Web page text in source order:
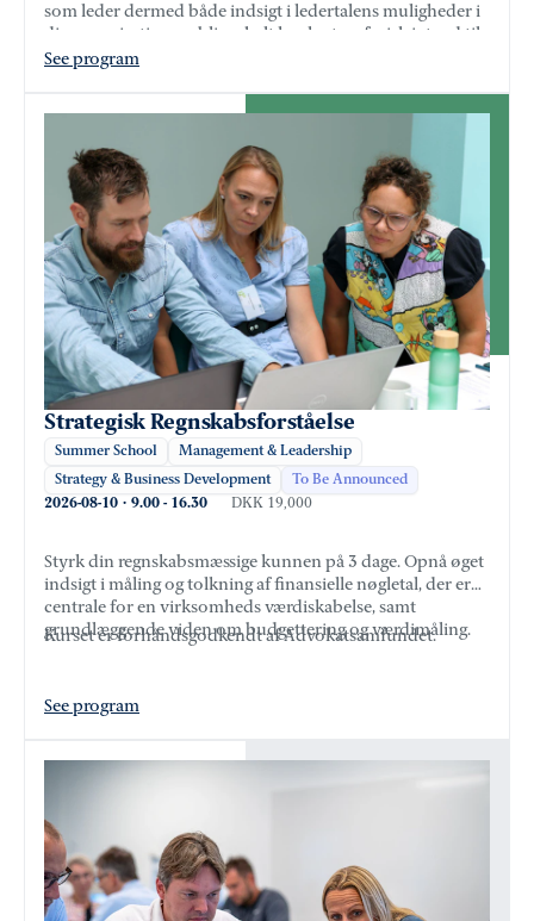
som leder dermed både indsigt i ledertalens muligheder i
din organisation og bliver helt konkret og fysisk i stand til
at tage rummet med din tale.
See program
Strategisk Regnskabsforståelse
Summer School
Management & Leadership
Strategy & Business Development
To Be Announced
2026-08-10 · 9.00 - 16.30 DKK 19,000
Styrk din regnskabsmæssige kunnen på 3 dage. Opnå øget
indsigt i måling og tolkning af finansielle nøgletal, der er
centrale for en virksomheds værdiskabelse, samt
grundlæggende viden om budgettering og værdimåling.
Kurset er forhåndsgodkendt af Advokatsamfundet.
See program